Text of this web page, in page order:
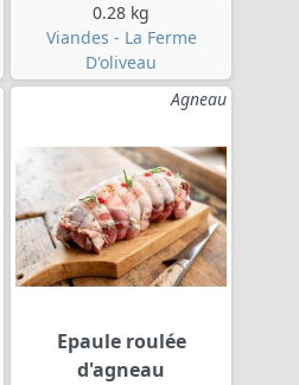
0.28 kg
Viandes - La Ferme
D'oliveau
Agneau
Epaule roulée
d'agneau